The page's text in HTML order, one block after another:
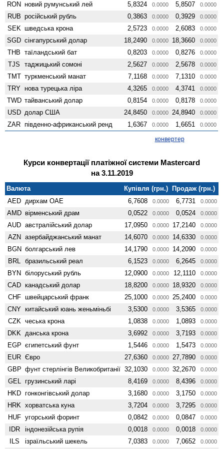
RON новий румунський лей 5,8324 0.0000 5,8507 0.0000
RUB російський рубль 0,3863 0.0000 0,3929 0.0000
SEK шведська крона 2,5723 0.0000 2,6083 0.0000
SGD сінгапурський долар 18,2490 0.0000 18,3660 0.0000
THB таїландський бат 0,8203 0.0000 0,8276 0.0000
TJS таджицький сомоні 2,5627 0.0000 2,5678 0.0000
TMT туркменський манат 7,1168 0.0000 7,1310 0.0000
TRY нова турецька ліра 4,3265 0.0000 4,3741 0.0000
TWD тайванський долар 0,8154 0.0000 0,8178 0.0000
USD долар США 24,8450 0.0000 24,8940 0.0000
ZAR південно-африканський ренд 1,6367 0.0000 1,6651 0.0000
конвертер
Курси конвертації платіжної системи Mastercard
на 3.11.2019
Валюта Купівля (грн.) Продаж (грн.)
AED дирхам ОАЕ 6,7608 0.0000 6,7731 0.0000
AMD вiрменський драм 0,0522 0.0000 0,0524 0.0000
AUD австралійський долар 17,0950 0.0000 17,2140 0.0000
AZN азербайджанський манат 14,6070 0.0000 14,6330 0.0000
BGN болгарський лев 14,1790 0.0000 14,2090 0.0000
BRL бразильський реал 6,1523 0.0000 6,2645 0.0000
BYN білоруський рубль 12,0900 0.0000 12,1110 0.0000
CAD канадський долар 18,8200 0.0000 18,9320 0.0000
CHF швейцарський франк 25,1000 0.0000 25,2400 0.0000
CNY китайський юань женьмiньбi 3,5300 0.0000 3,5365 0.0000
CZK чеська крона 1,0838 0.0000 1,0893 0.0000
DKK данська крона 3,6992 0.0000 3,7193 0.0000
EGP єгипетський фунт 1,5446 0.0000 1,5473 0.0000
EUR Євро 27,6360 0.0000 27,7890 0.0000
GBP фунт стерлінгів Велико­британії 32,1030 0.0000 32,2670 0.0000
GEL грузинський ларі 8,4169 0.0000 8,4396 0.0000
HKD гонконгівський долар 3,1680 0.0000 3,1750 0.0000
HRK хорватська куна 3,7204 0.0000 3,7295 0.0000
HUF угорський форинт 0,0842 0.0000 0,0847 0.0000
IDR індонезійська рупія 0,0018 0.0000 0,0018 0.0000
ILS ізраїльський шекель 7,0383 0.0000 7,0652 0.0000